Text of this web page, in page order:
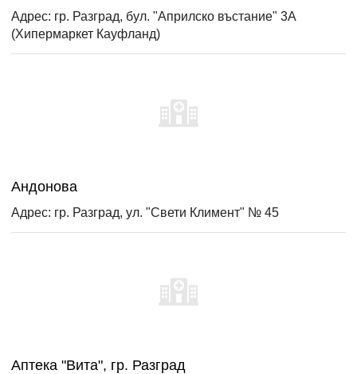
Адрес: гр. Разград, бул. "Априлско въстание" 3А
(Хипермаркет Кауфланд)
Андонова
Адрес: гр. Разград, ул. "Свети Климент" № 45
Аптека "Вита", гр. Разград